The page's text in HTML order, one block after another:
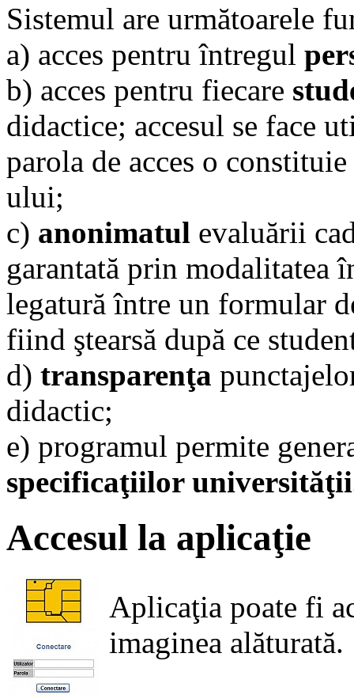
Sistemul are următoarele
a) acces pentru întregul
b) acces pentru fiecare
didactice; accesul se face
parola de acces o
ului;
c) anonimatul evaluării
garantată prin modalitatea
legatură între un formular
fiind ştearsă după ce
d) transparenţa
didactic;
e) programul permite
specificaţiilor
Accesul la aplicaţie
Aplicaţia poate fi
imaginea alăturată.